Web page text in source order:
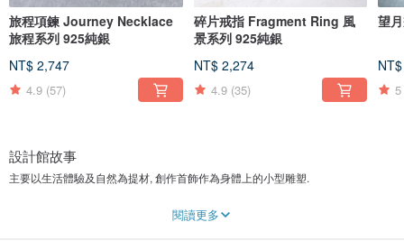
旅程項鍊 Journey Necklace
旅程系列 925純銀
NT$ 2,747
4.9 (57)
碎片戒指 Fragment Ring 風
景系列 925純銀
NT$ 2,274
4.9 (35)
望
5
設計館故事
主要以生活體驗及自然為提材, 創作首飾作為身體上的小型雕塑.
shAnho is a contemporary jewelry brand based in Hong Kong. Inspired from
nature, found objects and every daily experience. Purse beauty and intent to
閱讀更多